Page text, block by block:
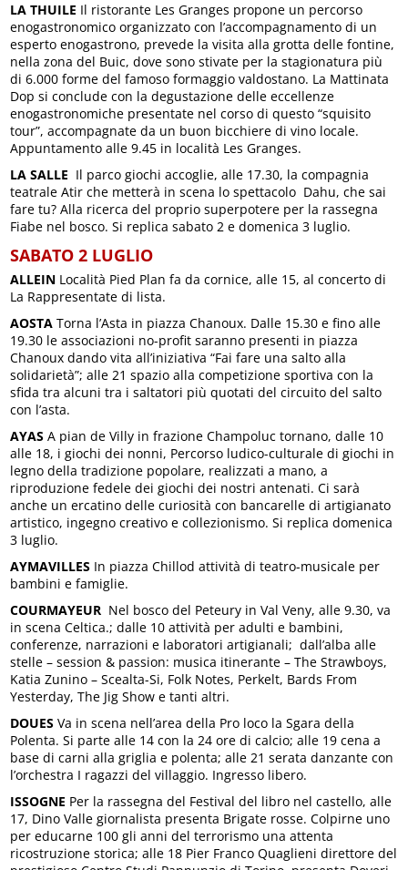
LA THUILE Il ristorante Les Granges propone un percorso
enogastronomico organizzato con l’accompagnamento di un
esperto enogastrono, prevede la visita alla grotta delle fontine,
nella zona del Buic, dove sono stivate per la stagionatura più
di 6.000 forme del famoso formaggio valdostano. La Mattinata
Dop si conclude con la degustazione delle eccellenze
enogastronomiche presentate nel corso di questo “squisito
tour”, accompagnate da un buon bicchiere di vino locale.
Appuntamento alle 9.45 in località Les Granges.
LA SALLE Il parco giochi accoglie, alle 17.30, la compagnia
teatrale Atir che metterà in scena lo spettacolo Dahu, che sai
fare tu? Alla ricerca del proprio superpotere per la rassegna
Fiabe nel bosco. Si replica sabato 2 e domenica 3 luglio.
SABATO 2 LUGLIO
ALLEIN Località Pied Plan fa da cornice, alle 15, al concerto di
La Rappresentate di lista.
AOSTA Torna l’Asta in piazza Chanoux. Dalle 15.30 e fino alle
19.30 le associazioni no-profit saranno presenti in piazza
Chanoux dando vita all’iniziativa “Fai fare una salto alla
solidarietà”; alle 21 spazio alla competizione sportiva con la
sfida tra alcuni tra i saltatori più quotati del circuito del salto
con l’asta.
AYAS A pian de Villy in frazione Champoluc tornano, dalle 10
alle 18, i giochi dei nonni, Percorso ludico-culturale di giochi in
legno della tradizione popolare, realizzati a mano, a
riproduzione fedele dei giochi dei nostri antenati. Ci sarà
anche un ercatino delle curiosità con bancarelle di artigianato
artistico, ingegno creativo e collezionismo. Si replica domenica
3 luglio.
AYMAVILLES In piazza Chillod attività di teatro-musicale per
bambini e famiglie.
COURMAYEUR Nel bosco del Peteury in Val Veny, alle 9.30, va
in scena Celtica.; dalle 10 attività per adulti e bambini,
conferenze, narrazioni e laboratori artigianali; dall’alba alle
stelle – session & passion: musica itinerante – The Strawboys,
Katia Zunino – Scealta-Si, Folk Notes, Perkelt, Bards From
Yesterday, The Jig Show e tanti altri.
DOUESVa in scena nell’area della Pro loco la Sgara della
Polenta. Si parte alle 14 con la 24 ore di calcio; alle 19 cena a
base di carni alla griglia e polenta; alle 21 serata danzante con
l’orchestra I ragazzi del villaggio. Ingresso libero.
ISSOGNE Per la rassegna del Festival del libro nel castello, alle
17, Dino Valle giornalista presenta Brigate rosse. Colpirne uno
per educarne 100 gli anni del terrorismo una attenta
ricostruzione storica; alle 18 Pier Franco Quaglieni direttore del